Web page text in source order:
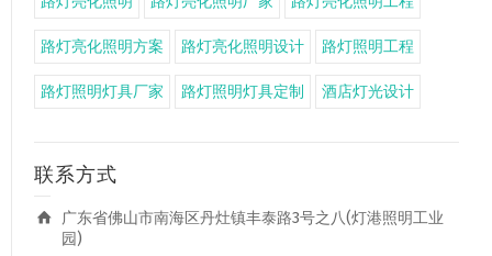
路灯亮化照明方案 路灯亮化照明设计 路灯照明工程
路灯照明灯具厂家 路灯照明灯具定制 酒店灯光设计
联系方式
广东省佛山市南海区丹灶镇丰泰路3号之八(灯港照明工业
园)